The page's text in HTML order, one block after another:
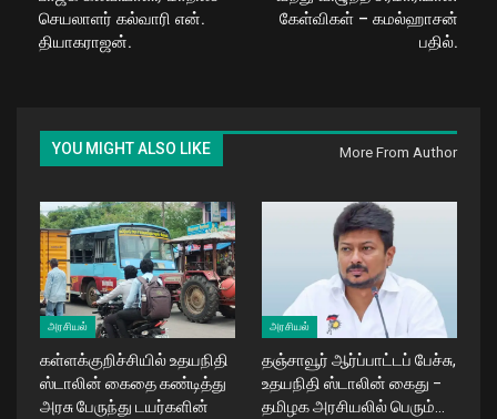
செயலாளர் கல்வாரி என்.
தியாகராஜன்.
கேள்விகள் – கமல்ஹாசன்
பதில்.
YOU MIGHT ALSO LIKE More From Author
அரசியல்
கள்ளக்குறிச்சியில் உதயநிதி
ஸ்டாலின் கைதை கண்டித்து
அரசு பேருந்து டயர்களின்
அரசியல்
தஞ்சாவூர் ஆர்ப்பாட்டப் பேச்சு,
உதயநிதி ஸ்டாலின் கைது –
தமிழக அரசியலில் பெரும்…